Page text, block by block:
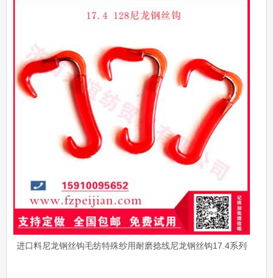
进口料尼龙钢丝钩毛纺特殊纱用耐磨捻线尼龙钢丝钩17.4系列